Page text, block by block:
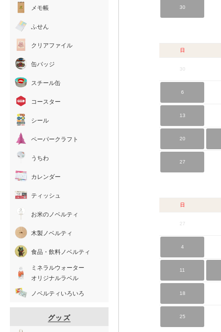
30
日
30
6
13
20
27
日
27
4
11
18
25
メモ帳
ふせん
クリアファイル
缶バッジ
スチール缶
コースター
シール
ペーパークラフト
うちわ
カレンダー
ティッシュ
お米のノベルティ
木製ノベルティ
食品・飲料ノベルティ
ミネラルウォーター
オリジナルラベル
ノベルティいろいろ
グッズ